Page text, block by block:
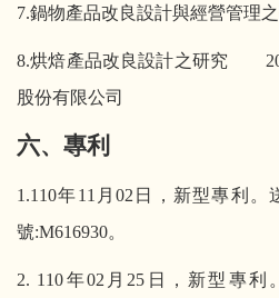
7.鍋物產品改良設計與經營管理
8.烘焙產品改良設計之研究
股份有限公司
六、 專利
1.110年11 月 02 日，新型專利。
號:M616930。
2. 110年02 月 25 日，新型專利